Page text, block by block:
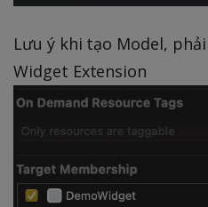
Lưu ý khi tạo Model,
Widget Extension